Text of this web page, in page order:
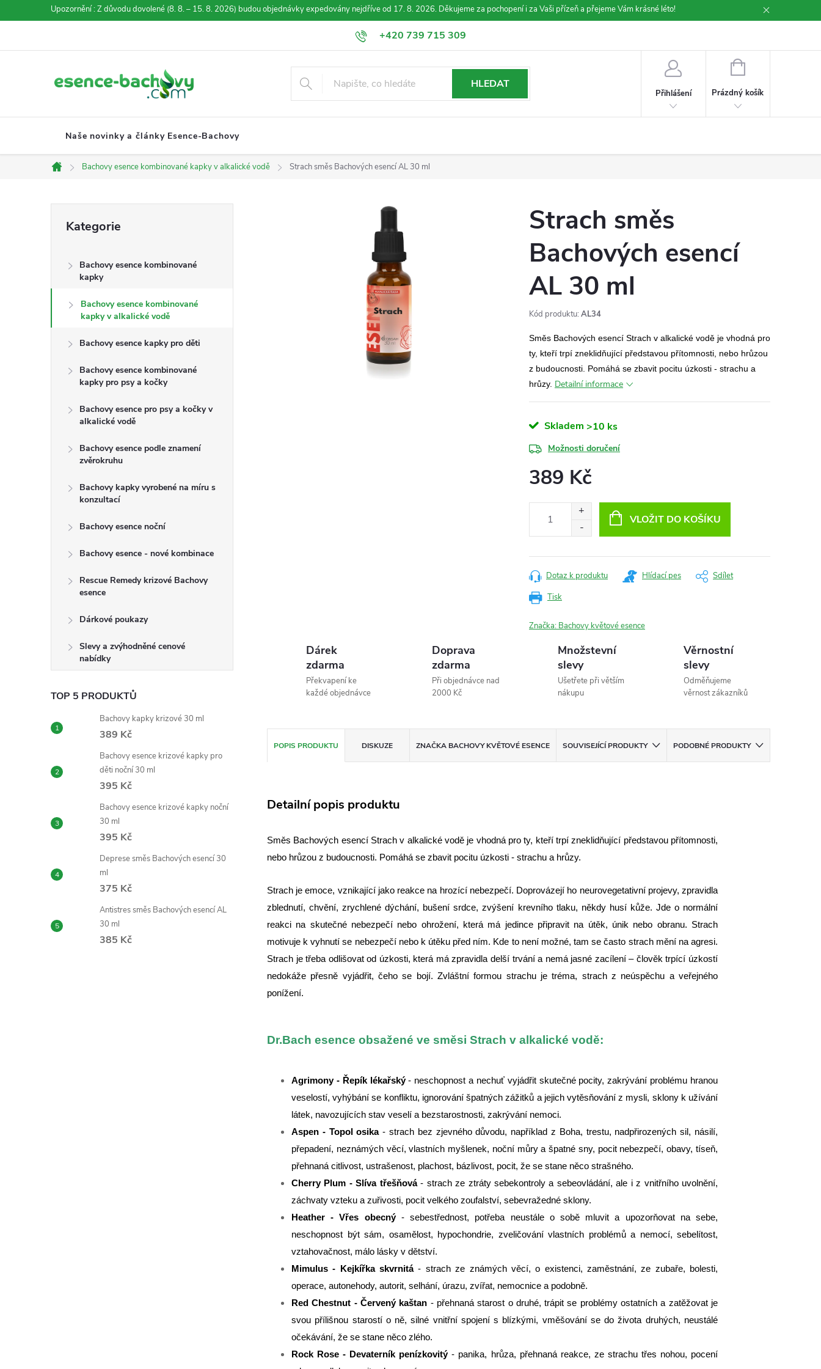
na
Upozornění : Z důvodu dovolené (8. 8. – 15. 8. 2026) budou objednávky expedovány nejdříve od 17. 8. 2026. Děkujeme za pochopení i za Vaši přízeň a přejeme Vám krásné léto!
+420 739 715 309
info@esence-bachovy.com
HLEDAT
Přihlášení
NÁKUPNÍ
Prázdný košík
Naše novinky a články Esence-Bachovy
Domů
Bachovy esence kombinované kapky v alkalické vodě Strach směs Bachových esencí AL 30 ml
kategorie
Kategorie
Bachovy esence kombinované
kapky
Bachovy esence kombinované
kapky v alkalické vodě
Bachovy esence kapky pro děti
Bachovy esence kombinované
kapky pro psy a kočky
Bachovy esence pro psy a kočky v
alkalické vodě
Bachovy esence podle znamení
zvěrokruhu
Bachovy kapky vyrobené na míru s
konzultací
Bachovy esence noční
Bachovy esence - nové kombinace
Rescue Remedy krizové Bachovy
esence
Dárkové poukazy
Slevy a zvýhodněné cenové
nabídky
TOP 5 PRODUKTŮ
Bachovy kapky krizové 30 ml
389 Kč
Bachovy esence krizové kapky pro
děti noční 30 ml
395 Kč
Bachovy esence krizové kapky noční
30 ml
395 Kč
Deprese směs Bachových esencí 30
ml
375 Kč
Antistres směs Bachových esencí AL
30 ml
385 Kč
Strach směs
Bachových esencí
AL 30 ml
Kód produktu: AL34
Směs Bachových esencí Strach v alkalické vodě je vhodná pro
ty, kteří trpí zneklidňující představou přítomnosti, nebo hrůzou
z budoucnosti. Pomáhá se zbavit pocitu úzkosti - strachu a
hrůzy. Detailní informace
Skladem >10 ks
Možnosti doručení
389 Kč
VLOŽIT DO KOŠÍKU
Tisk
Dotaz k produktu Hlídací pes Sdílet
Značka: Bachovy květové esence
Dárek
zdarma
Překvapení ke
každé objednávce
Doprava
zdarma
Při objednávce nad
2000 Kč
Množstevní
slevy
Ušetřete při větším
nákupu
Věrnostní
slevy
Odměňujeme
věrnost zákazníků
POPIS PRODUKTU DISKUZE ZNAČKA BACHOVY KVĚTOVÉ ESENCE SOUVISEJÍCÍ PRODUKTY PODOBNÉ PRODUKTY
Detailní popis produktu
Směs Bachových esencí Strach v alkalické vodě je vhodná pro ty, kteří trpí zneklidňující představou přítomnosti,
nebo hrůzou z budoucnosti. Pomáhá se zbavit pocitu úzkosti - strachu a hrůzy.
Strach je emoce, vznikající jako reakce na hrozící nebezpečí. Doprovázejí ho neurovegetativní projevy, zpravidla
zblednutí, chvění, zrychlené dýchání, bušení srdce, zvýšení krevního tlaku, někdy husí kůže. Jde o normální
reakci na skutečné nebezpečí nebo ohrožení, která má jedince připravit na útěk, únik nebo obranu. Strach
motivuje k vyhnutí se nebezpečí nebo k útěku před ním. Kde to není možné, tam se často strach mění na agresi.
Strach je třeba odlišovat od úzkosti, která má zpravidla delší trvání a nemá jasné zacílení – člověk trpící úzkostí
nedokáže přesně vyjádřit, čeho se bojí. Zvláštní formou strachu je tréma, strach z neúspěchu a veřejného
ponížení.
Dr.Bach esence obsažené ve směsi Strach v alkalické vodě:
Agrimony - Řepík lékařský- neschopnost a nechuť vyjádřit skutečné pocity, zakrývání problému hranou
veselostí, vyhýbání se konfliktu, ignorování špatných zážitků a jejich vytěsňování z mysli, sklony k užívání
látek, navozujících stav veselí a bezstarostnosti, zakrývání nemoci.
Aspen - Topol osika- strach bez zjevného důvodu, například z Boha, trestu, nadpřirozených sil, násilí,
přepadení, neznámých věcí, vlastních myšlenek, noční můry a špatné sny, pocit nebezpečí, obavy, tíseň,
přehnaná citlivost, ustrašenost, plachost, bázlivost, pocit, že se stane něco strašného.
Cherry Plum - Slíva třešňová- strach ze ztráty sebekontroly a sebeovládání, ale i z vnitřního uvolnění,
záchvaty vzteku a zuřivosti, pocit velkého zoufalství, sebevražedné sklony.
Heather - Vřes obecný- sebestřednost, potřeba neustále o sobě mluvit a upozorňovat na sebe,
neschopnost být sám, osamělost, hypochondrie, zveličování vlastních problémů a nemocí, sebelítost,
vztahovačnost, málo lásky v dětství.
Mimulus - Kejkířka skvrnitá- strach ze známých věcí, o existenci, zaměstnání, ze zubaře, bolesti,
operace, autonehody, autorit, selhání, úrazu, zvířat, nemocnice a podobně.
Red Chestnut - Červený kaštan - přehnaná starost o druhé, trápit se problémy ostatních a zatěžovat je
svou přílišnou starostí o ně, silné vnitřní spojení s blízkými, vměšování se do života druhých, neustálé
očekávání, že se stane něco zlého.
Rock Rose - Devaterník penízkovitý- panika, hrůza, přehnaná reakce, ze strachu třes nohou, pocení